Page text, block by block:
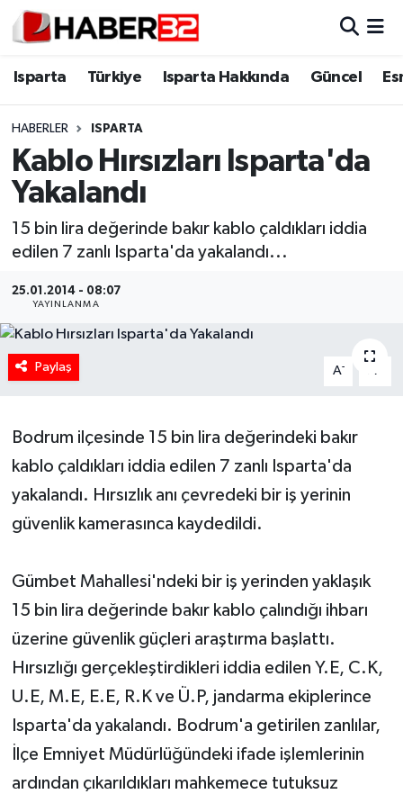
Isparta Türkiye Isparta Hakkında Güncel
HABERLER ISPARTA
Kablo Hırsızları Isparta'da
Yakalandı
15 bin lira değerinde bakır kablo çaldıkları iddia
edilen 7 zanlı Isparta'da yakalandı...
25.01.2014 - 08:07
YAYINLANMA
Paylaş A- A
Bodrum ilçesinde 15 bin lira değerindeki bakır
kablo çaldıkları iddia edilen 7 zanlı Isparta'da
yakalandı. Hırsızlık anı çevredeki bir iş yerinin
güvenlik kamerasınca kaydedildi.
Gümbet Mahallesi'ndeki bir iş yerinden yaklaşık
15 bin lira değerinde bakır kablo çalındığı ihbarı
üzerine güvenlik güçleri araştırma başlattı.
Hırsızlığı gerçekleştirdikleri iddia edilen Y.E, C.K,
U.E, M.E, E.E, R.K ve Ü.P, jandarma ekiplerince
Isparta'da yakalandı. Bodrum'a getirilen zanlılar,
İlçe Emniyet Müdürlüğündeki ifade işlemlerinin
ardından çıkarıldıkları mahkemece tutuksuz
Isparta
Esnaf Diyor ki;
ASAYİŞ
BİLİM VE TEKNOLOJİ
EĞİTİM
GENEL
HABERDE İNSAN
KÜLTÜR SANAT
MAGAZİN
Oyun
POLİTİKA
SAĞLIK
Isparta Nöbetçi Eczaneler
Isparta Trafik Yoğunluk Haritası
Süper Lig Puan Durumu ve Fikstür
Tüm Manşetler
Son Dakika Haberleri
Haber Arşivi